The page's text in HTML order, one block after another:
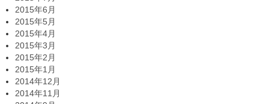
2015年6月
2015年5月
2015年4月
2015年3月
2015年2月
2015年1月
2014年12月
2014年11月